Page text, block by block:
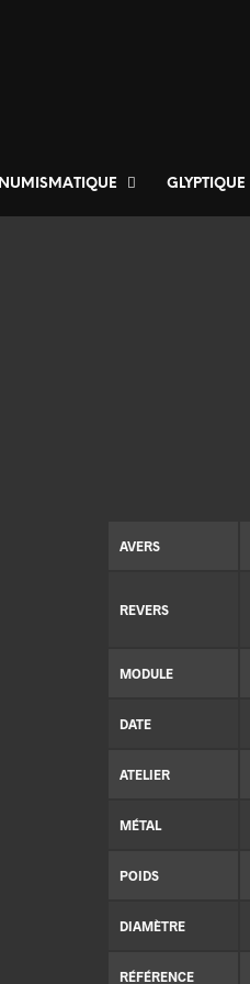
NUMISMATIQUE GLYPTIQUE
AVERS
REVERS
MODULE
DATE
ATELIER
MÉTAL
POIDS
DIAMÈTRE
RÉFÉRENCE